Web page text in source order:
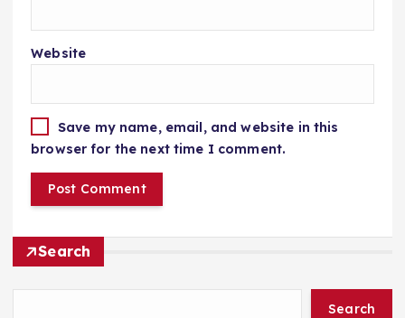
Website
Save my name, email, and website in this
browser for the next time I comment.
Search
Search